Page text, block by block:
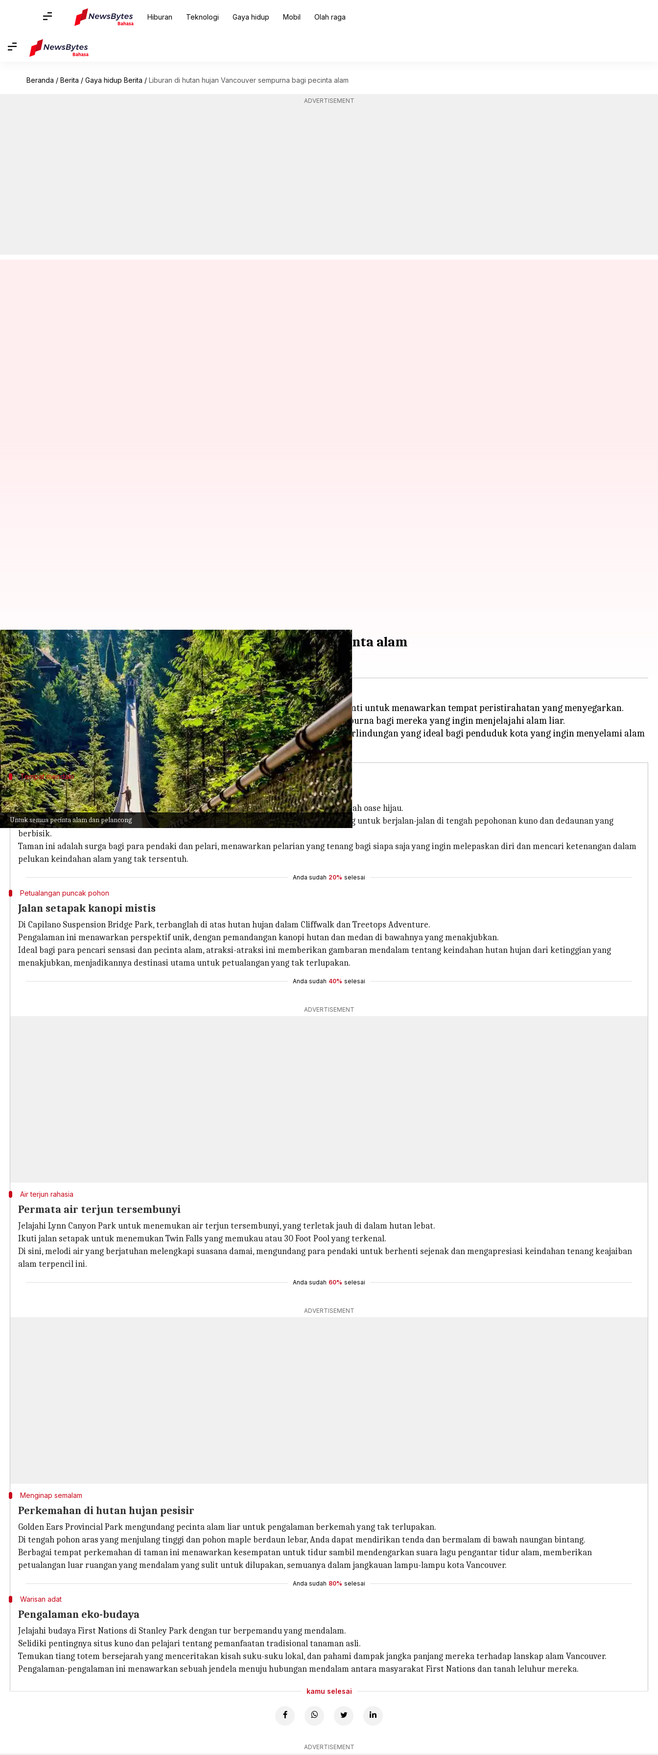
Hiburan Teknologi Gaya hidup Mobil Olah raga
Beranda / Berita / Gaya hidup Berita / Liburan di hutan hujan Vancouver sempurna bagi pecinta alam
ADVERTISEMENT
Untuk semua pecinta alam dan pelancong
Liburan di hutan hujan Vancouver sempurna bagi pecinta alam
menulis Bob Apr 08, 2024 10:40 am
Apa ceritanya
Terletak di samping kawasan perkotaan Vancouver, hutan hujan yang tenang menanti untuk menawarkan tempat peristirahatan yang menyegarkan.
Surga alam ini sangat dekat dari kehidupan kota, memberikan latar belakang sempurna bagi mereka yang ingin menjelajahi alam liar.
Dengan aksesibilitasnya yang mudah, hutan-hutan ini berfungsi sebagai tempat perlindungan yang ideal bagi penduduk kota yang ingin menyelami alam
Tempat mendaki
Jalur hutan yang mempesona
Pacific Spirit Regional Park, yang terletak sangat dekat dari hiruk pikuk Vancouver, adalah oase hijau.
Membentang lebih dari 73 kilometer, jaringan jalan setapaknya mengundang pengunjung untuk berjalan-jalan di tengah pepohonan kuno dan dedaunan yang
berbisik.
Taman ini adalah surga bagi para pendaki dan pelari, menawarkan pelarian yang tenang bagi siapa saja yang ingin melepaskan diri dan mencari ketenangan dalam
pelukan keindahan alam yang tak tersentuh.
Anda sudah 20% selesai
Petualangan puncak pohon
Jalan setapak kanopi mistis
Di Capilano Suspension Bridge Park, terbanglah di atas hutan hujan dalam Cliffwalk dan Treetops Adventure.
Pengalaman ini menawarkan perspektif unik, dengan pemandangan kanopi hutan dan medan di bawahnya yang menakjubkan.
Ideal bagi para pencari sensasi dan pecinta alam, atraksi-atraksi ini memberikan gambaran mendalam tentang keindahan hutan hujan dari ketinggian yang
menakjubkan, menjadikannya destinasi utama untuk petualangan yang tak terlupakan.
Anda sudah 40% selesai
ADVERTISEMENT
Air terjun rahasia
Permata air terjun tersembunyi
Jelajahi Lynn Canyon Park untuk menemukan air terjun tersembunyi, yang terletak jauh di dalam hutan lebat.
Ikuti jalan setapak untuk menemukan Twin Falls yang memukau atau 30 Foot Pool yang terkenal.
Di sini, melodi air yang berjatuhan melengkapi suasana damai, mengundang para pendaki untuk berhenti sejenak dan mengapresiasi keindahan tenang keajaiban
alam terpencil ini.
Anda sudah 60% selesai
ADVERTISEMENT
Menginap semalam
Perkemahan di hutan hujan pesisir
Golden Ears Provincial Park mengundang pecinta alam liar untuk pengalaman berkemah yang tak terlupakan.
Di tengah pohon aras yang menjulang tinggi dan pohon maple berdaun lebar, Anda dapat mendirikan tenda dan bermalam di bawah naungan bintang.
Berbagai tempat perkemahan di taman ini menawarkan kesempatan untuk tidur sambil mendengarkan suara lagu pengantar tidur alam, memberikan
petualangan luar ruangan yang mendalam yang sulit untuk dilupakan, semuanya dalam jangkauan lampu-lampu kota Vancouver.
Anda sudah 80% selesai
Warisan adat
Pengalaman eko-budaya
Jelajahi budaya First Nations di Stanley Park dengan tur berpemandu yang mendalam.
Selidiki pentingnya situs kuno dan pelajari tentang pemanfaatan tradisional tanaman asli.
Temukan tiang totem bersejarah yang menceritakan kisah suku-suku lokal, dan pahami dampak jangka panjang mereka terhadap lanskap alam Vancouver.
Pengalaman-pengalaman ini menawarkan sebuah jendela menuju hubungan mendalam antara masyarakat First Nations dan tanah leluhur mereka.
kamu selesai
ADVERTISEMENT